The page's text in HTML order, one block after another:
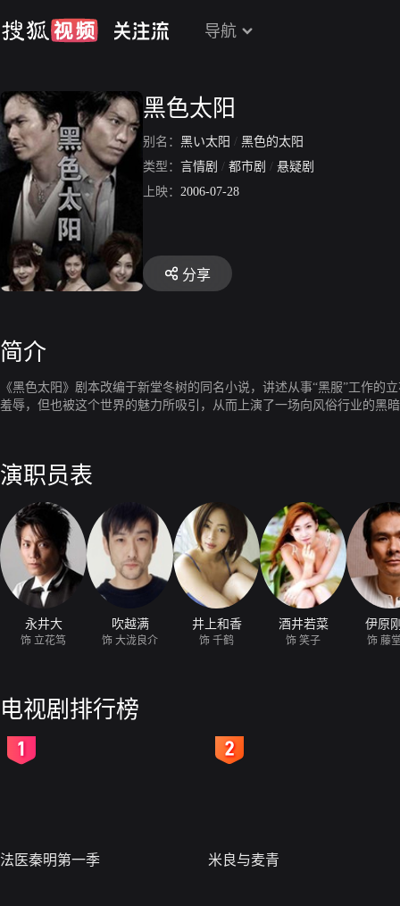
导航
黑色太阳
别名： 黑い太阳 / 黑色的太阳
类型： 言情剧 / 都市剧 / 悬疑剧
上映： 2006-07-28
分享
简介
《黑色太阳》剧本改编于新堂冬树的同名小说，讲述从事“黑服”工作
羞辱，但也被这个世界的魅力所吸引，从而上演了一场向风俗行业的黑
演职员表
永井大
饰 立花笃
吹越满
饰 大泷良介
井上和香
饰 千鹤
酒井若菜
饰 笑子
伊原
饰 藤
电视剧排行榜
法医秦明第一季 米良与麦青